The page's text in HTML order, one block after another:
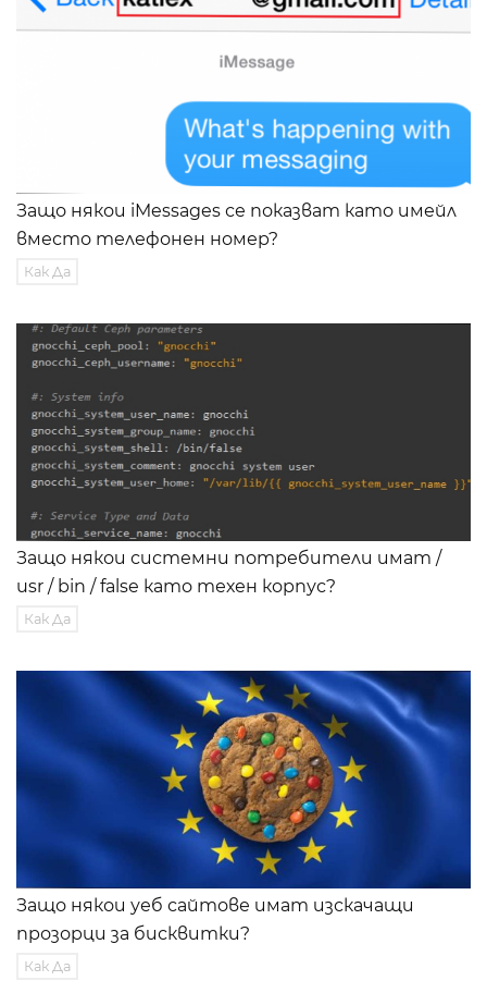
Защо някои iMessages се показват като имейл
вместо телефонен номер?
Как Да
Защо някои системни потребители имат /
usr / bin / false като техен корпус?
Как Да
Защо някои уеб сайтове имат изскачащи
прозорци за бисквитки?
Как Да